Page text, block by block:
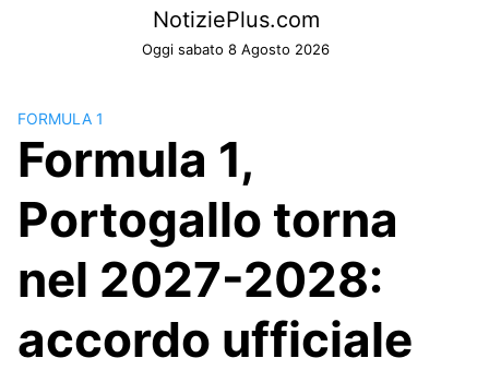
NotiziePlus.com
Oggi sabato 8 Agosto 2026
FORMULA 1
Formula 1,
Portogallo torna
nel 2027-2028:
accordo ufficiale